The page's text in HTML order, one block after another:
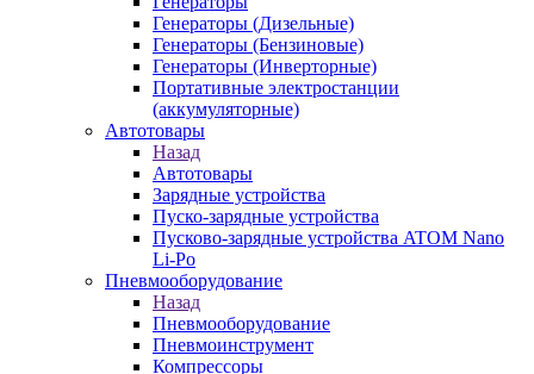
Генераторы (Дизельные)
Генераторы (Бензиновые)
Генераторы (Инверторные)
Портативные электростанции
(аккумуляторные)
Автотовары
Назад
Автотовары
Зарядные устройства
Пуско-зарядные устройства
Пусково-зарядные устройства ATOM Nano
Li-Po
Пневмооборудование
Назад
Пневмооборудование
Пневмоинструмент
Компрессоры